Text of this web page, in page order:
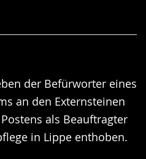
der Befürworter eines
an den Externsteinen
als Beauftragter
in Lippe enthoben.